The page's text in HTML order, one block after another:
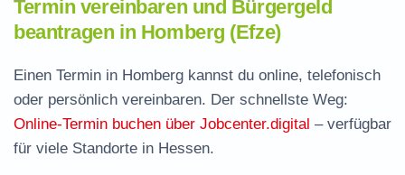
Termin vereinbaren und Bürgergeld
beantragen in Homberg (Efze)
Einen Termin in Homberg kannst du online, telefonisch
oder persönlich vereinbaren. Der schnellste Weg:
Online-Termin buchen über Jobcenter.digital – verfügbar
für viele Standorte in Hessen.